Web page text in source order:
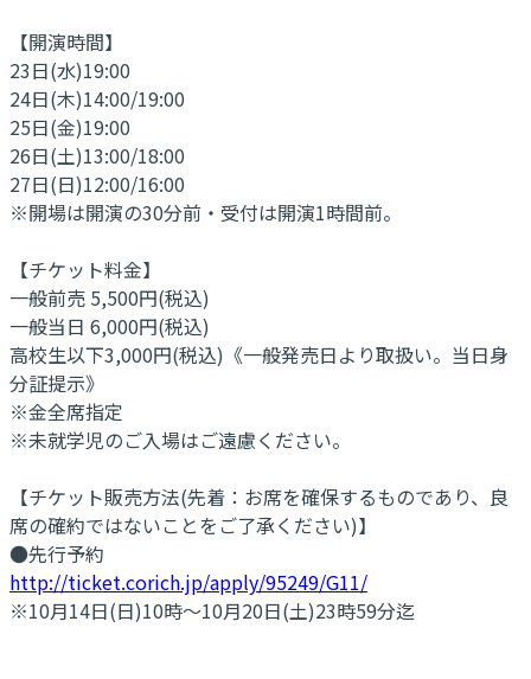
【開演時間】
23日(水)19:00
24日(木)14:00/19:00
25日(金)19:00
26日(土)13:00/18:00
27日(日)12:00/16:00
※開場は開演の30分前・受付は開演1時間前。
【チケット料金】
一般前売 5,500円(税込)
一般当日 6,000円(税込)
高校生以下3,000円(税込)《一般発売日より取扱い。当日身
分証提示》
※金全席指定
※未就学児のご入場はご遠慮ください。
【チケット販売方法(先着：お席を確保するものであり、良
席の確約ではないことをご了承ください)】
●先行予約
http://ticket.corich.jp/apply/95249/G11/
※10月14日(日)10時～10月20日(土)23時59分迄